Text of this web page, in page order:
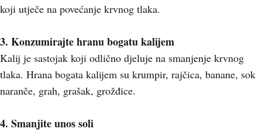
koji utječe na povećanje krvnog tlaka.
3. Konzumirajte hranu bogatu kalijem
Kalij je sastojak koji odlično djeluje na smanjenje krvnog
tlaka. Hrana bogata kalijem su krumpir, rajčica, banane, sok
naranče, grah, grašak, grožđice.
4. Smanjite unos soli